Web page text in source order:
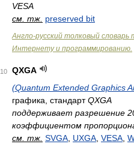
VESA
см. тж. preserved bit
Англо-русский толковый
Интернету и программированию.
10
QXGA
(Quantum Extended Graphics
графика, стандартQXGA
поддерживает разрешение
коэффициентом
см. тж. SVGA UXGA VESA